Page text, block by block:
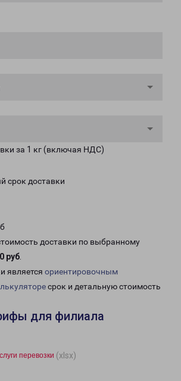
за 1 кг (включая НДС)
срок доставки
доставки по выбранному
руб.
является ориентировочным
срок и детальную стоимость
для филиала
перевозки (xlsx)